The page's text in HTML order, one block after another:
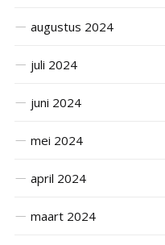
augustus 2024
juli 2024
juni 2024
mei 2024
april 2024
maart 2024